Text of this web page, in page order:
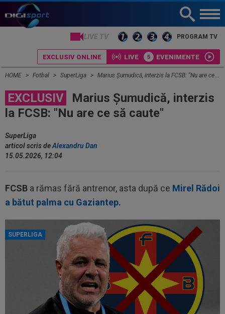
LIVE TV PROGRAM TV
EXCLUSIV ONLINE LIVE EVENIMENTE
HOME Fotbal SuperLiga Marius Șumudică, interzis la FCSB: "Nu are ce să caute"
EXCLUSIV
Marius Șumudică, interzis
la FCSB: "Nu are ce să caute"
SuperLiga
articol scris deAlexandru Dan
15.05.2026, 12:04
FCSB a rămas fără antrenor, asta după ce Mirel Rădoi
a bătut palma cu Gaziantep.
SUPERLIGA